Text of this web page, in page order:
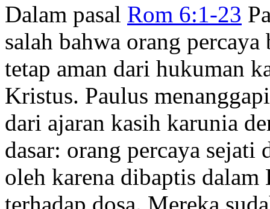
Dalam pasal Rom 6:1-23
salah bahwa orang
tetap aman dari hukuman
Kristus. Paulus
dari ajaran kasih karunia
dasar: orang percaya
oleh karena dibaptis
terhadap dosa. Mereka